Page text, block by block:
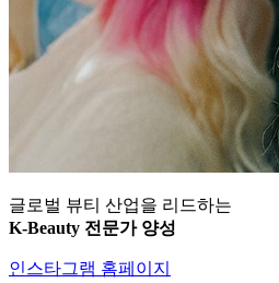
글로벌 뷰티 산업을 리드하는
K-Beauty 전문가 양성
인스타그램 홈페이지